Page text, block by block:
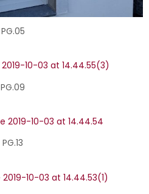
PG.05
PG.09
PG.13